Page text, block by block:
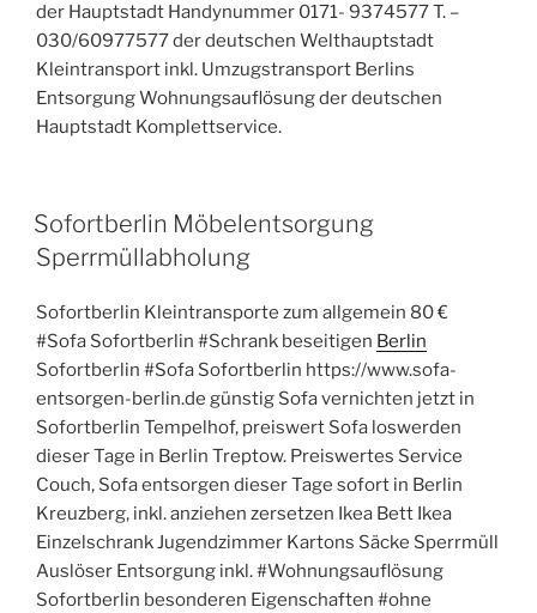
der Hauptstadt Handynummer 0171- 9374577 T. –
030/60977577 der deutschen Welthauptstadt
Kleintransport inkl. Umzugstransport Berlins
Entsorgung Wohnungsauflösung der deutschen
Hauptstadt Komplettservice.
VERÖFFENTLICHT
AM
Sofortberlin Möbelentsorgung
Sperrmüllabholung
Sofortberlin Kleintransporte zum allgemein 80 €
#Sofa Sofortberlin #Schrank beseitigen Berlin
Sofortberlin #Sofa Sofortberlin https://www.sofa-
entsorgen-berlin.de günstig Sofa vernichten jetzt in
Sofortberlin Tempelhof, preiswert Sofa loswerden
dieser Tage in Berlin Treptow. Preiswertes Service
Couch, Sofa entsorgen dieser Tage sofort in Berlin
Kreuzberg, inkl. anziehen zersetzen Ikea Bett Ikea
Einzelschrank Jugendzimmer Kartons Säcke Sperrmüll
Auslöser Entsorgung inkl. #Wohnungsauflösung
Sofortberlin besonderen Eigenschaften #ohne